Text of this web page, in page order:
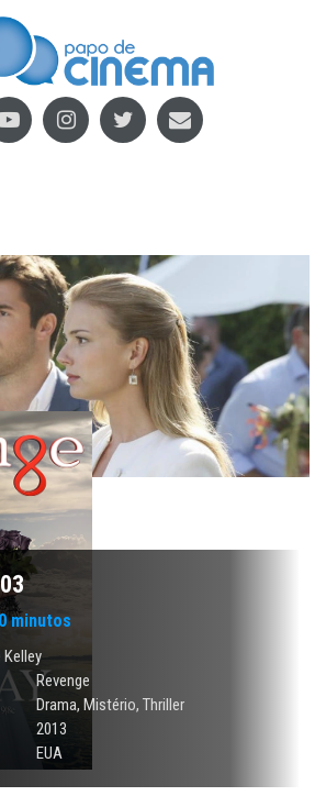
minutos
Kelley
Revenge
Drama, Mistério, Thriller
2013
EUA